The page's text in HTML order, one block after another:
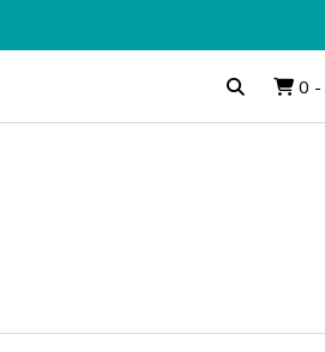
0 -